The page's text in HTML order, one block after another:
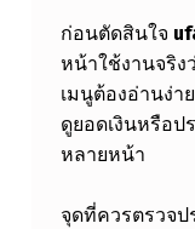
ก่อนตัดสินใจ
หน้าใช้งานจริง
เมนูต้องอ่านง่
ดูยอดเงินหรือป
หลายหน้า
จุดที่ควรตรวจป